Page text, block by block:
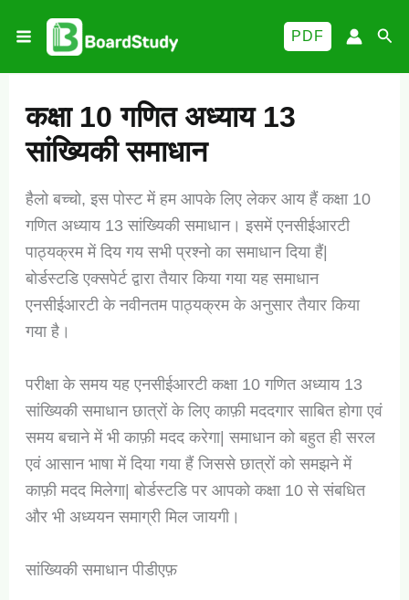
PDF
कक्षा 10 गणित अध्याय 13
सांख्यिकी समाधान
हैलो बच्चो, इस पोस्ट में हम आपके लिए लेकर आय हैं कक्षा 10
गणित अध्याय 13 सांख्यिकी समाधान। इसमें एनसीईआरटी
पाठ्यक्रम में दिय गय सभी प्रश्नो का समाधान दिया हैं|
बोर्डस्टडि एक्सपेर्ट द्वारा तैयार किया गया यह समाधान
एनसीईआरटी के नवीनतम पाठ्यक्रम के अनुसार तैयार किया
गया है।
परीक्षा के समय यह एनसीईआरटी कक्षा 10 गणित अध्याय 13
सांख्यिकी समाधान छात्रों के लिए काफ़ी मददगार साबित होगा एवं
समय बचाने में भी काफ़ी मदद करेगा| समाधान को बहुत ही सरल
एवं आसान भाषा में दिया गया हैं जिससे छात्रों को समझने में
काफ़ी मदद मिलेगा| बोर्डस्टडि पर आपको कक्षा 10 से संबधित
और भी अध्ययन समाग्री मिल जायगी।
सांख्यिकी समाधान पीडीएफ़